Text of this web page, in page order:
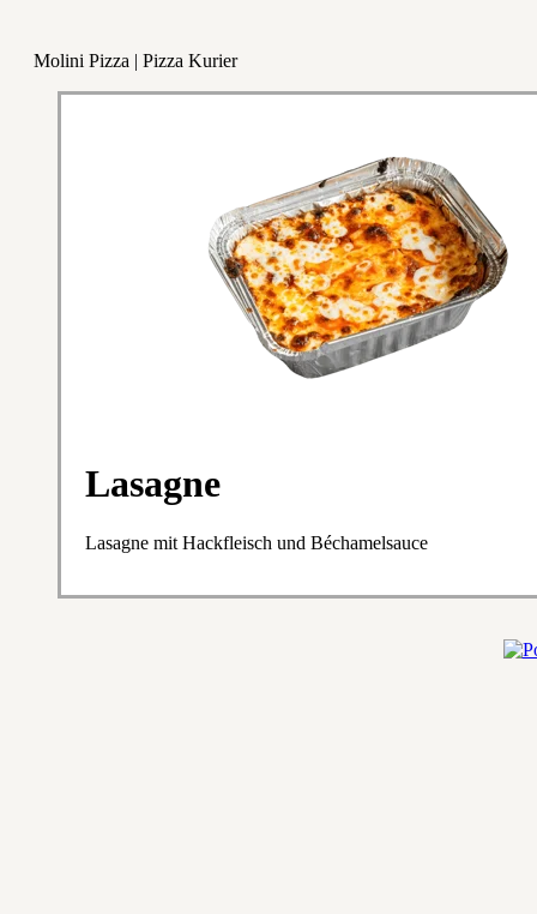
Molini Pizza | Pizza Kurier
Lasagne
Lasagne mit Hackfleisch und Béchamelsauce